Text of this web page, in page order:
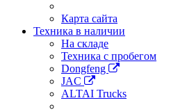
Карта сайта
Техника в наличии
На складе
Техника с пробегом
Dongfeng
JAC
ALTAI Trucks